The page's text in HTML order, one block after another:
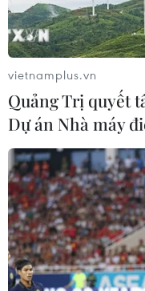
vietnamplus.vn
Quảng Trị quyết
Dự án Nhà máy